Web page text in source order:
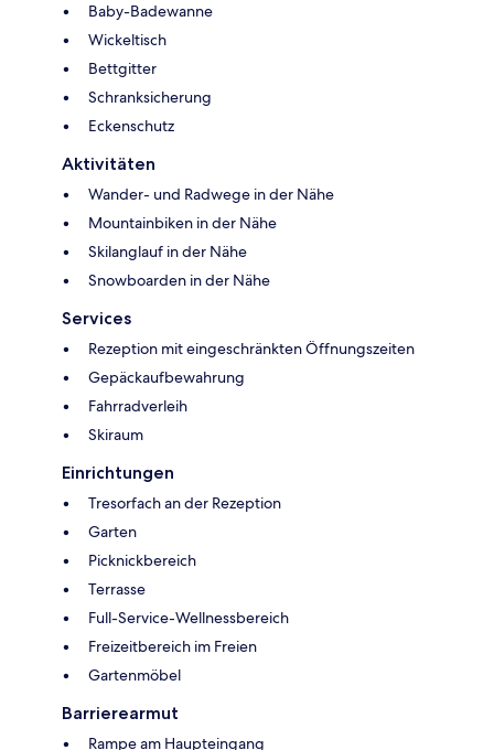
Baby-Badewanne
Wickeltisch
Bettgitter
Schranksicherung
Eckenschutz
Aktivitäten
Wander- und Radwege in der Nähe
Mountainbiken in der Nähe
Skilanglauf in der Nähe
Snowboarden in der Nähe
Services
Rezeption mit eingeschränkten Öffnungszeiten
Gepäckaufbewahrung
Fahrradverleih
Skiraum
Einrichtungen
Tresorfach an der Rezeption
Garten
Picknickbereich
Terrasse
Full-Service-Wellnessbereich
Freizeitbereich im Freien
Gartenmöbel
Barrierearmut
Rampe am Haupteingang